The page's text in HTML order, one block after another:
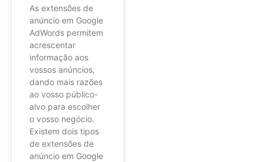
As extensões de
anúncio em Google
AdWords permitem
acrescentar
informação aos
vossos anúncios,
dando mais razões
ao vosso público-
alvo para escolher
o vosso negócio.
Existem dois tipos
de extensões de
anúncio em Google